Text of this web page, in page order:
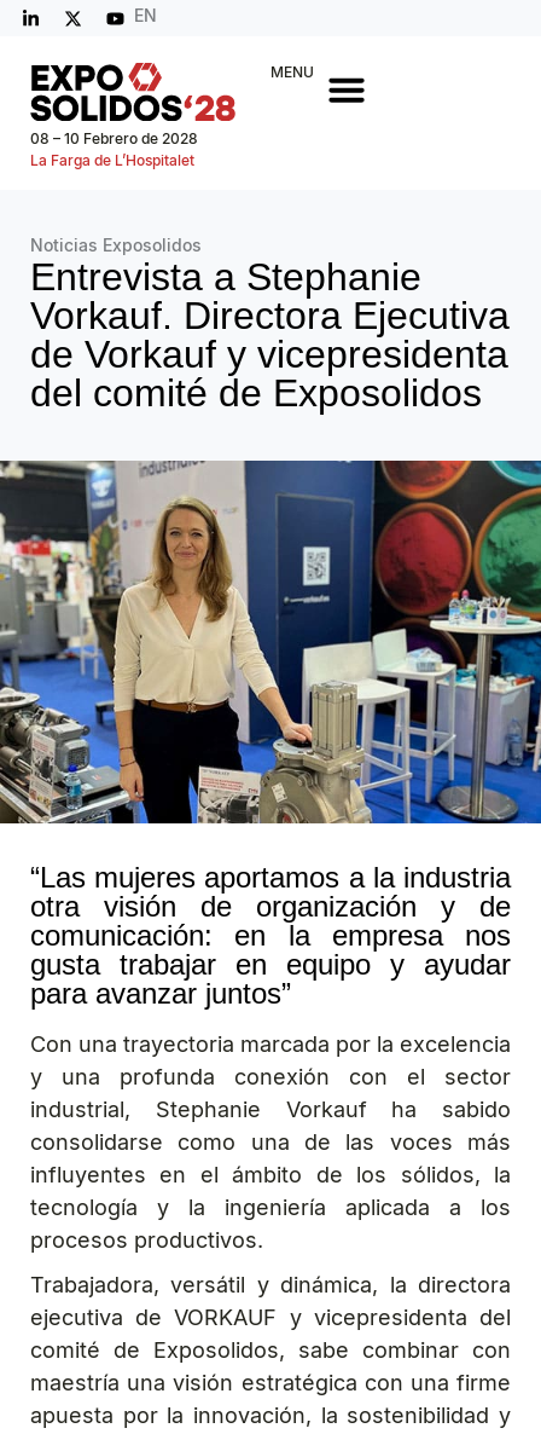
EN
08 – 10 Febrero de 2028
La Farga de L’Hospitalet
MENU
Noticias Exposolidos
Entrevista a Stephanie
Vorkauf. Directora Ejecutiva
de Vorkauf y vicepresidenta
del comité de Exposolidos
“Las mujeres aportamos a la industria
otra visión de organización y de
comunicación: en la empresa nos
gusta trabajar en equipo y ayudar
para avanzar juntos”
Con una trayectoria marcada por la excelencia
y una profunda conexión con el sector
industrial, Stephanie Vorkauf ha sabido
consolidarse como una de las voces más
influyentes en el ámbito de los sólidos, la
tecnología y la ingeniería aplicada a los
procesos productivos.
Trabajadora, versátil y dinámica, la directora
ejecutiva de VORKAUF y vicepresidenta del
comité de Exposolidos, sabe combinar con
maestría una visión estratégica con una firme
apuesta por la innovación, la sostenibilidad y